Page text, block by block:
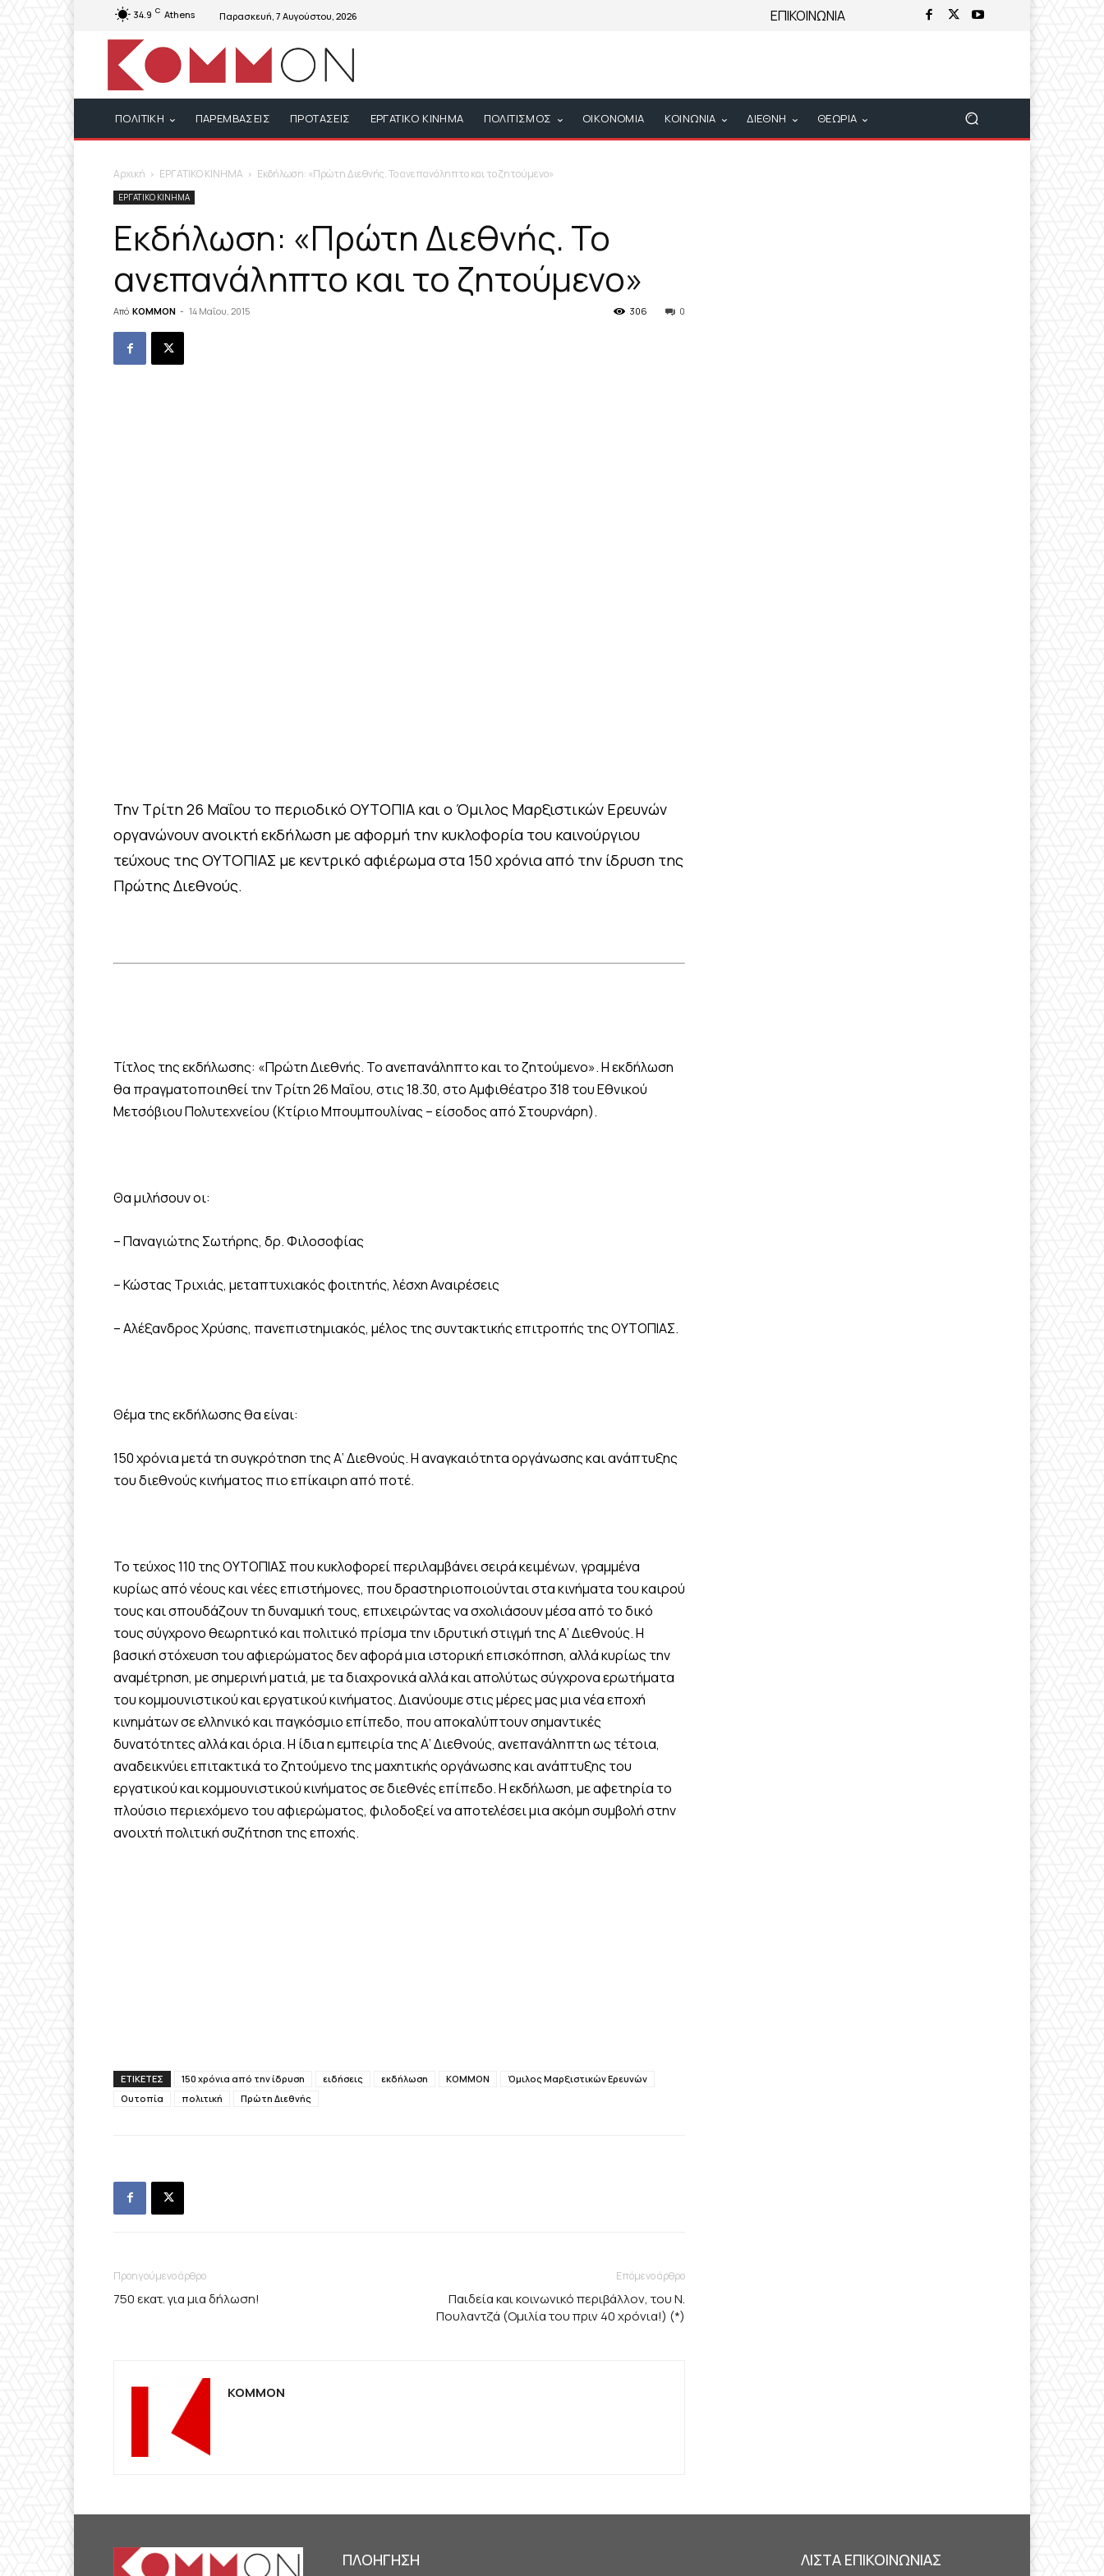
34.9 C Athens Παρασκευή, 7 Αυγούστου, 2026 ΕΠΙΚΟΙΝΩΝΙΑ
ΠΟΛΙΤΙΚΗ ΠΑΡΕΜΒΑΣΕΙΣ ΠΡΟΤΑΣΕΙΣ ΕΡΓΑΤΙΚΟ ΚΙΝΗΜΑ ΠΟΛΙΤΙΣΜΟΣ ΟΙΚΟΝΟΜΙΑ ΚΟΙΝΩΝΙΑ ΔΙΕΘΝΗ ΘΕΩΡΙΑ
Αρχική ΕΡΓΑΤΙΚΟ ΚΙΝΗΜΑ Εκδήλωση: «Πρώτη Διεθνής. Το ανεπανάληπτο και το ζητούμενο»
ΕΡΓΑΤΙΚΟ ΚΙΝΗΜΑ
Εκδήλωση: «Πρώτη Διεθνής. Το
ανεπανάληπτο και το ζητούμενο»
Από KOMMON - 14 Μαΐου, 2015 0
306
Την Τρίτη 26 Μαΐου το περιοδικό ΟΥΤΟΠΙΑ και ο Όμιλος Μαρξιστικών Ερευνών
οργανώνουν ανοικτή εκδήλωση με αφορμή την κυκλοφορία του καινούργιου
τεύχους της ΟΥΤΟΠΙΑΣ με κεντρικό αφιέρωμα στα 150 χρόνια από την ίδρυση της
Πρώτης Διεθνούς.
Τίτλος της εκδήλωσης: «Πρώτη Διεθνής. Το ανεπανάληπτο και το ζητούμενο». Η εκδήλωση
θα πραγματοποιηθεί την Τρίτη 26 Μαΐου, στις 18.30, στο Αμφιθέατρο 318 του Εθνικού
Μετσόβιου Πολυτεχνείου (Κτίριο Μπουμπουλίνας – είσοδος από Στουρνάρη).
Θα μιλήσουν οι:
– Παναγιώτης Σωτήρης, δρ. Φιλοσοφίας
– Κώστας Τριχιάς, μεταπτυχιακός φοιτητής, λέσχη Αναιρέσεις
– Αλέξανδρος Χρύσης, πανεπιστημιακός, μέλος της συντακτικής επιτροπής της ΟΥΤΟΠΙΑΣ.
Θέμα της εκδήλωσης θα είναι:
150 χρόνια μετά τη συγκρότηση της Α’ Διεθνούς. Η αναγκαιότητα οργάνωσης και ανάπτυξης
του διεθνούς κινήματος πιο επίκαιρη από ποτέ.
Το τεύχος 110 της ΟΥΤΟΠΙΑΣ που κυκλοφορεί περιλαμβάνει σειρά κειμένων, γραμμένα
κυρίως από νέους και νέες επιστήμονες, που δραστηριοποιούνται στα κινήματα του καιρού
τους και σπουδάζουν τη δυναμική τους, επιχειρώντας να σχολιάσουν μέσα από το δικό
τους σύγχρονο θεωρητικό και πολιτικό πρίσμα την ιδρυτική στιγμή της Α’ Διεθνούς. Η
βασική στόχευση του αφιερώματος δεν αφορά μια ιστορική επισκόπηση, αλλά κυρίως την
αναμέτρηση, με σημερινή ματιά, με τα διαχρονικά αλλά και απολύτως σύγχρονα ερωτήματα
του κομμουνιστικού και εργατικού κινήματος. Διανύουμε στις μέρες μας μια νέα εποχή
κινημάτων σε ελληνικό και παγκόσμιο επίπεδο, που αποκαλύπτουν σημαντικές
δυνατότητες αλλά και όρια. Η ίδια η εμπειρία της Α’ Διεθνούς, ανεπανάληπτη ως τέτοια,
αναδεικνύει επιτακτικά το ζητούμενο της μαχητικής οργάνωσης και ανάπτυξης του
εργατικού και κομμουνιστικού κινήματος σε διεθνές επίπεδο. Η εκδήλωση, με αφετηρία το
πλούσιο περιεχόμενο του αφιερώματος, φιλοδοξεί να αποτελέσει μια ακόμη συμβολή στην
ανοιχτή πολιτική συζήτηση της εποχής.
ΕΤΙΚΕΤΕΣ 150 χρόνια από την ίδρυση ειδήσεις εκδήλωση ΚΟΜΜΟΝ
Όμιλος Μαρξιστικών Ερευνών
Ουτοπία
πολιτική Πρώτη Διεθνής
Προηγούμενο άρθρο
750 εκατ. για μια δήλωση!
Επόμενο άρθρο
Παιδεία και κοινωνικό περιβάλλον, του Ν.
Πουλαντζά (Ομιλία του πριν 40 χρόνια!) (*)
KOMMON
ΠΛΟΗΓΗΣΗ ΛΙΣΤΑ ΕΠΙΚΟΙΝΩΝΙΑΣ